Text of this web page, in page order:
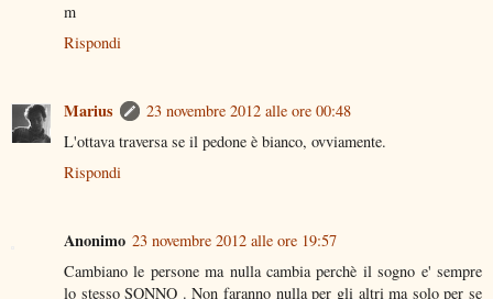
m
Rispondi
Marius
23 novembre 2012 alle ore 00:48
L'ottava traversa se il pedone è bianco, ovviamente.
Rispondi
Anonimo 23 novembre 2012 alle ore 19:57
Cambiano le persone ma nulla cambia perchè il sogno e' sempre
lo stesso SONNO . Non faranno nulla per gli altri ma solo per se